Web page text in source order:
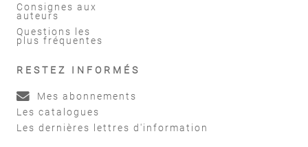
Consignes aux
auteurs
Questions les
plus fréquentes
RESTEZ INFORMÉS
Mes abonnements
Les catalogues
Les dernières lettres d'information